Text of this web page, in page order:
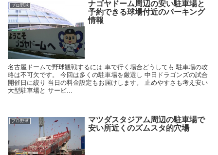
プロ野球
ナゴヤドーム周辺の安い駐車場と
予約できる球場付近のパーキング
情報
名古屋ドームで野球観戦するには 車で行く場合どうしても 駐車場の攻
略は不可欠です。 今回は多くの駐車場を厳選し 中日ドラゴンズの試合
開催日に絞り 当日の料金設定もお届けします。 止めやすさも考え安い
大型駐車場と サービ...
プロ野球
マツダスタジアム周辺の駐車場で
安い所近くのズムスタ的穴場